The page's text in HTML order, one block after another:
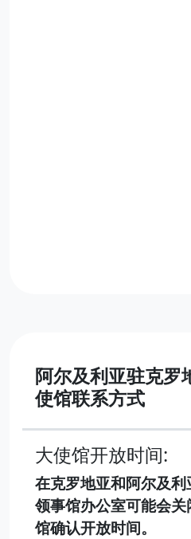
阿尔及利亚驻克罗
使馆联系方式
大使馆开放时间:
在克罗地亚和阿尔及
领事馆办公室可能会
馆确认开放时间。